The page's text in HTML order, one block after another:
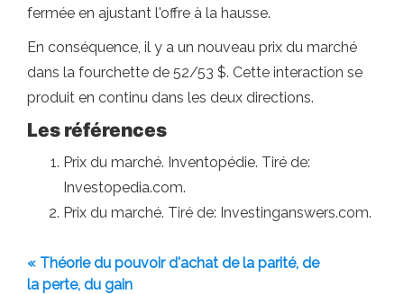
fermée en ajustant l'offre à la hausse.
En conséquence, il y a un nouveau prix du marché
dans la fourchette de 52/53 $. Cette interaction se
produit en continu dans les deux directions.
Les références
Prix ​​du marché. Inventopédie. Tiré de:
Investopedia.com.
Prix ​​du marché. Tiré de: Investinganswers.com.
« Théorie du pouvoir d'achat de la parité, de
la perte, du gain